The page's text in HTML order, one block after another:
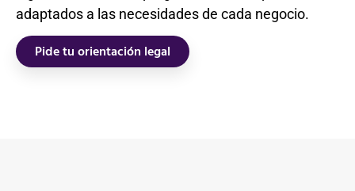
adaptados a las necesidades de cada negocio.
Pide tu orientación legal